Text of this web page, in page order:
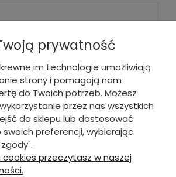
prywatność
im technologie umożliwiają
strony i pomagają nam
do Twoich potrzeb. Możesz
przez nas wszystkich
do sklepu lub dostosować
swoich preferencji, wybierając
cookies przeczytasz w naszej